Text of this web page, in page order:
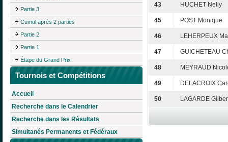
Partie 3
Cumul après 2 parties
Partie 2
Partie 1
Étape du Grand Prix
Tournois et Compétitions
Accueil
Recherche dans le Calendrier
Recherche dans les Résultats
Simultanés Permanents et Fédéraux
43 HUCHET Nelly
45 POST Monique
46 LEHERPEUX
47 GUICHETEAU
48 MEYRAUD
49 DELACROIX
50 LAGARDE